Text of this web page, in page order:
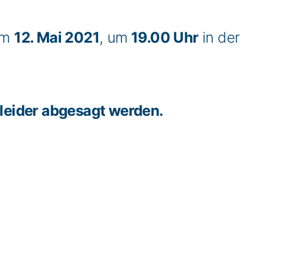
12. Mai 2021, um 19.00 Uhrin der
abgesagt werden.